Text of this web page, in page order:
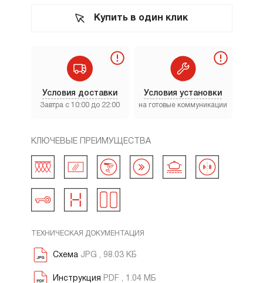
Купить в один клик
Условия доставки
Завтра с 10:00 до 22:00
Условия установки
на готовые коммуникации
КЛЮЧЕВЫЕ ПРЕИМУЩЕСТВА
ТЕХНИЧЕСКАЯ ДОКУМЕНТАЦИЯ
Схема JPG , 98.03 КБ
Инструкция PDF , 1.04 МБ